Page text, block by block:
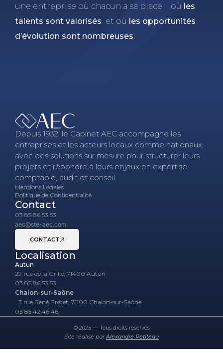
une entreprise où chacun a sa place, où les
talents sont valorisés et où les opportunités
d’évolution sont nombreuses.
Depuis 1932, le Cabinet AEC accompagne les
entreprises et les acteurs locaux comme nationaux,
avec des solutions sur mesure pour structurer leurs
projets et répondre à leurs enjeux en expertise-
comptable, audit et conseil.
Mentions Légales
Politique de Confidentialité
Contact
03 85 86 53 53
aec@ste-aec.com
CONTACT
Localisation
Autun
29 rue de la Grille, 71400 Autun
03 85 86 53 53
Chalon-sur-Saône
3 rue René Prétet, 71100 Chalon-sur-Saône
03 85 42 46 46
© 2025 — Tous droits reservés
Site réalisé parAlexandre Petiteau